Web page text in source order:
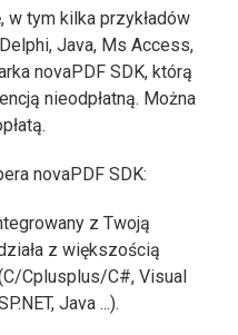
w tym kilka przykładów
Java, Ms Access,
novaPDF SDK, którą
nieodpłatną. Można
novaPDF SDK:
z Twoją
z większością
Cplusplus/C#, Visual
Java ...).